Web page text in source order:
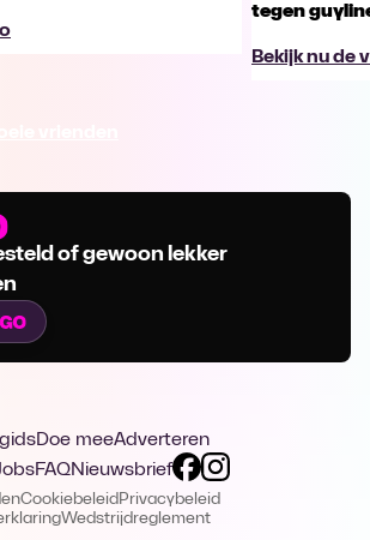
tegen
Bekijk nu de
of gewoon lekker
gidsDoe meeAdverteren
FAQNieuwsbrief
Cookiebeleid Privacybeleid
Wedstrijdreglement